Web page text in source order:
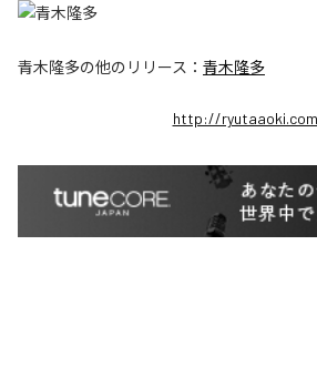
青木隆多の他のリリース： 青木隆多
http://